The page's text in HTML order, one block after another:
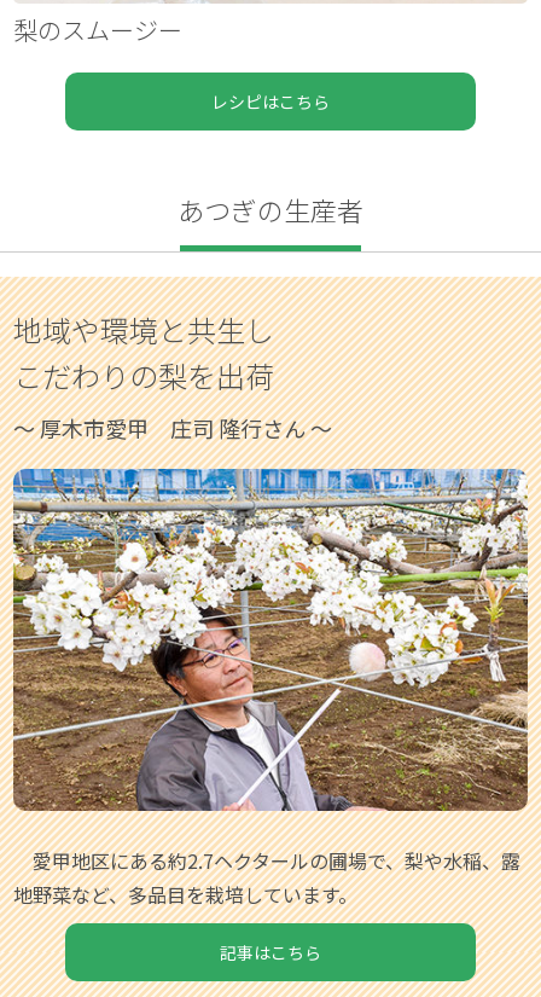
梨のスムージー
レシピはこちら
あつぎの生産者
地域や環境と共生し
こだわりの梨を出荷
〜 厚木市愛甲 庄司 隆行さん 〜
愛甲地区にある約2.7ヘクタールの圃場で、梨や水稲、露
地野菜など、多品目を栽培しています。
記事はこちら